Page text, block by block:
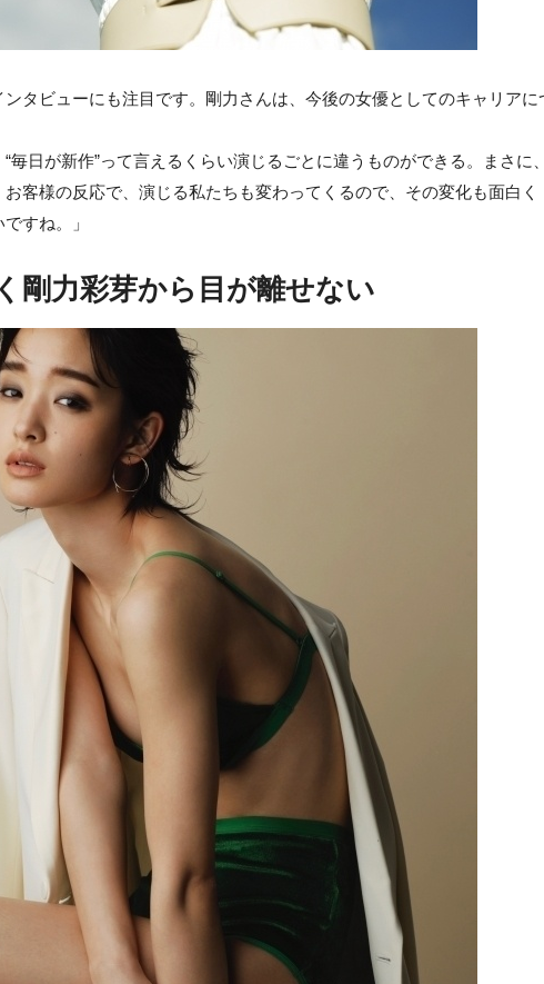
タビューにも注目です。剛力さんは、今後の女優としてのキャリアに
毎日が新作”って言えるくらい演じるごとに違うものができる。まさに、
客様の反応で、演じる私たちも変わってくるので、その変化も面白く
すね。」
剛力彩芽から目が離せない